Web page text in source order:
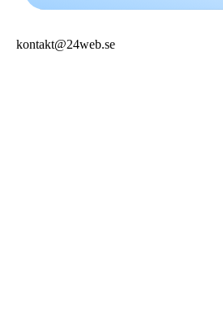
kontakt@24web.se